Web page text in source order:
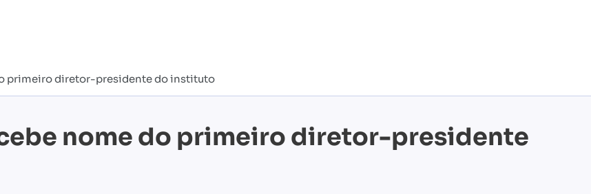
primeiro diretor-presidente do instituto
nome do primeiro diretor-presidente